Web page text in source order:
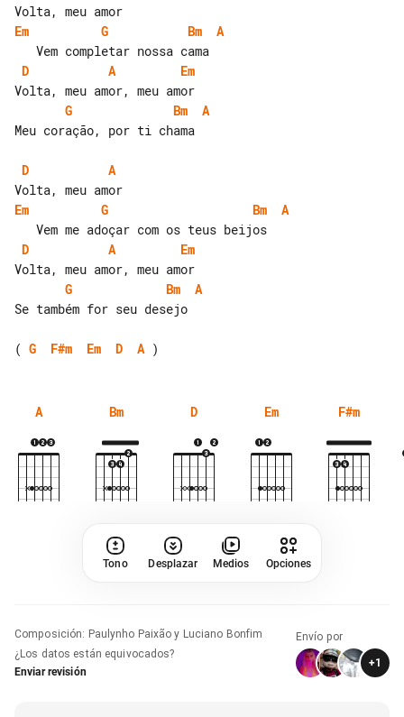
Em
G Bm
A
D
A
Em
G
Bm
A
Meu coração, por ti chama
D
A
Em
G Bm
A
D
A
Em
G
Bm
A
Se também for seu desejo
( G F#m Em D A
A Bm D Em F#m
Tono Desplazar Medios Opciones
Composición: Paulynho Paixão y Luciano Bonfim
¿Los datos están equivocados?
Enviar revisión
Envío por
+1